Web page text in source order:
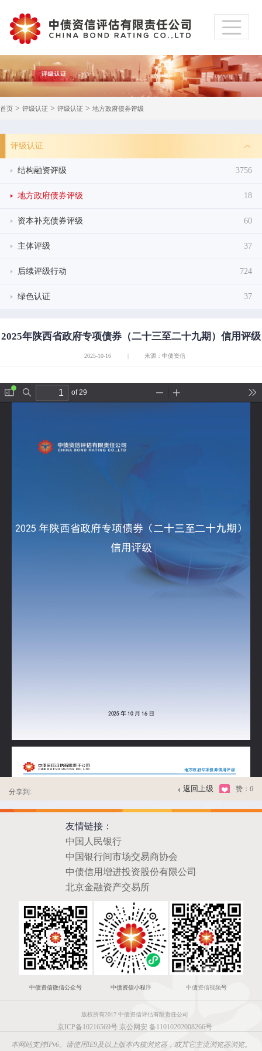
首页 > 评级认证 > 评级认证 > 地方政府债券评级
评级认证
结构融资评级 3756
地方政府债券评级 18
资本补充债券评级 60
主体评级 37
后续评级行动 724
绿色认证 37
2025年陕西省政府专项债券（二十三至二十九期）信用评级
2025-10-16 | 来源：中债资信
分享到: 返回上级 赞： 0
友情链接：
中国人民银行
中国银行间市场交易商协会
中债信用增进投资股份有限公司
北京金融资产交易所
中债资信微信公众号 中债资信小程序 中债资信视频号
版权所有2017 中债资信评估有限责任公司
京ICP备10216569号 京公网安 备11010202008266号
本网站支持IPv6。请使用IE9及以上版本内核浏览器，或其它主流浏览器浏览。